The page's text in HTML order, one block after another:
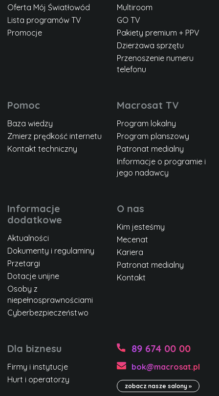
Oferta Mój Światłowód
Lista programów TV
Promocje
Multiroom
GO TV
Pakiety premium + PPV
Dzierżawa sprzętu
Przenoszenie numeru
telefonu
Pomoc
Baza wiedzy
Zmierz prędkość internetu
Kontakt techniczny
Macrosat TV
Program lokalny
Program planszowy
Patronat medialny
Informacje o programie i
jego nadawcy
Informacje
dodatkowe
Aktualności
Dokumenty i regulaminy
Przetargi
Dotacje unijne
Osoby z
niepełnosprawnościami
Cyberbezpieczeństwo
O nas
Kim jesteśmy
Mecenat
Kariera
Patronat medialny
Kontakt
Dla biznesu
Firmy i instytucje
Hurt i operatorzy
89 674 00 00
bok@macrosat.pl
zobacz nasze salony »